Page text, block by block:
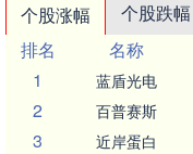
个股涨幅 个股跌幅
排名
名称
1
蓝盾光电
2 百普赛斯
3 近岸蛋白